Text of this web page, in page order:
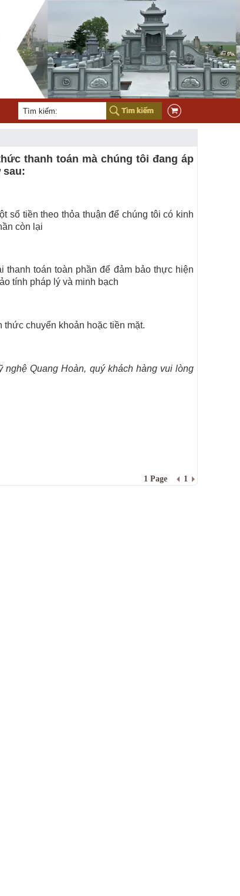
thanh toán mà chúng tôi đang áp
sau:
số tiền theo thỏa thuận để chúng tôi có kinh
còn lại
toán toàn phần để đảm bảo thực hiện
tính pháp lý và minh bạch
thức chuyển khoản hoặc tiền mặt.
Quang Hoàn, quý khách hàng vui lòng
1 Page 1